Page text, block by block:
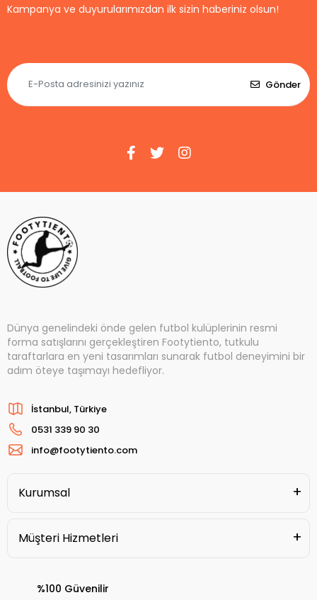
Kampanya ve duyurularımızdan ilk sizin haberiniz olsun!
Gönder
Dünya genelindeki önde gelen futbol kulüplerinin resmi
forma satışlarını gerçekleştiren Footytiento, tutkulu
taraftarlara en yeni tasarımları sunarak futbol deneyimini bir
adım öteye taşımayı hedefliyor.
İstanbul, Türkiye
0531 339 90 30
info@footytiento.com
Kurumsal
Müşteri Hizmetleri
%100 Güvenilir